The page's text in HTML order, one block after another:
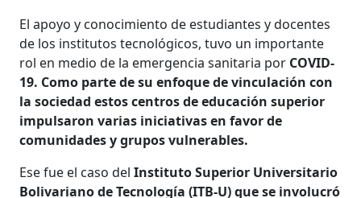
El apoyo y conocimiento de estudiantes y docentes
de los institutos tecnológicos, tuvo un importante
rol en medio de la emergencia sanitaria por COVID-
19. Como parte de su enfoque de vinculación con
la sociedad estos centros de educación superior
impulsaron varias iniciativas en favor de
comunidades y grupos vulnerables.
Ese fue el caso delInstituto Superior Universitario
Bolivariano de Tecnología (ITB-U) que se involucró